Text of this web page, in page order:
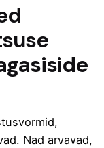
Nad arvavad,